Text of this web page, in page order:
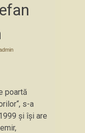
poartă
s-a
și își are